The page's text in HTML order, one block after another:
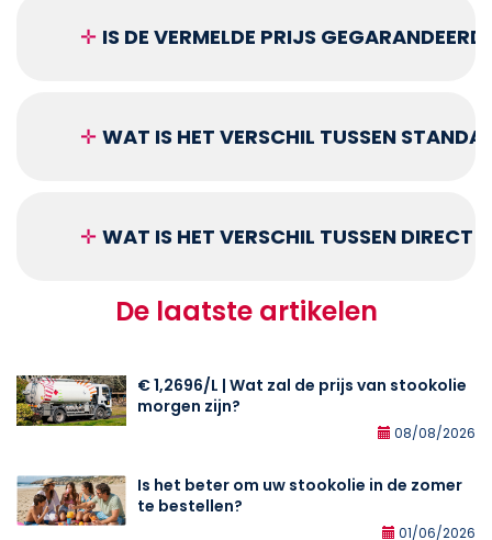
✛ IS DE VERMELDE PRIJS
✛ WAT IS HET VERSCHIL TUSSEN
✛ WAT IS HET VERSCHIL TUSSEN DIRECT
De laatste artikelen
€ 1,2696/L | Wat zal de prijs van stookolie
morgen zijn?
08/08/2026
Is het beter om uw stookolie in de zomer
te bestellen?
01/06/2026